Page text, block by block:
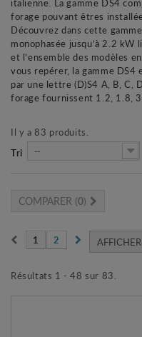
forage pouvant êtres
Découvrez dans cette
monophasée jusqu’à 2.2
et l’ensemble des modèles
vous repérer, la gamme
par une lettre (D)S4 A, B, C,
forage fournissent 1.2, 1.8,
Il y a 83 produits.
Tri
--
COMPARER (0)
1 2
Résultats 1 - 48 sur 83.